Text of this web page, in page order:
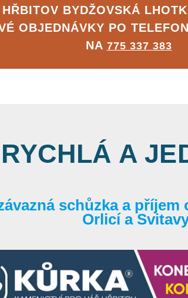
HŘBITOV BYDŽOVSKÁ
OBJEDNÁVKY PO
NA 775 337 383
RYCHLÁ A
schůzka a
Orlicí a